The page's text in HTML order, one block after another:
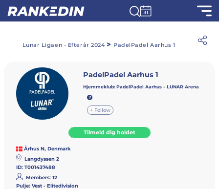
Lunar Ligaen - Efterår 2024 > PadelPadel Aarhus 1
PadelPadel Aarhus 1
Hjemmeklub:PadelPadel Aarhus - LUNAR Arena
+ Follow
Tilmeld dig holdet
Århus N, Denmark
Langdyssen 2
ID: T001437488
Members: 12
Pulje: Vest - Elitedivision